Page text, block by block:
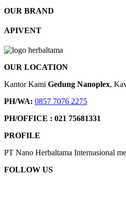
OUR BRAND
APIVENT
OUR LOCATION
Kantor Kami Gedung Nanoplex,
PH/WA: 0857 7076 2275
PH/OFFICE : 021 75681331
PROFILE
PT Nano Herbaltama Internasional
FOLLOW US